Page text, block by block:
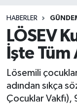
HABERLER
LÖSEV
İşte Tüm
Lösemili
adından sıkça
Çocuklar Vakfı),
Ulusal
Vefat